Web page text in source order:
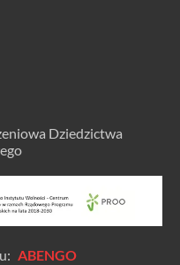
Dziedzictwa
ABENGO